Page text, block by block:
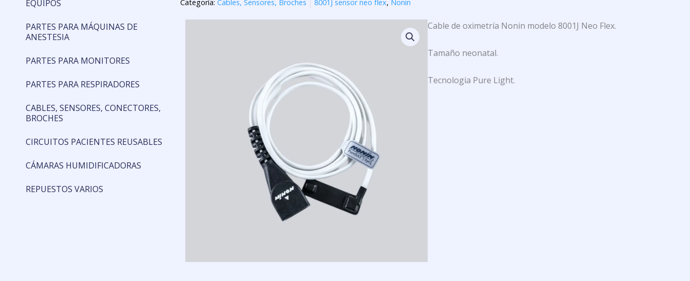
EQUIPOS
PARTES PARA MÁQUINAS DE
ANESTESIA
PARTES PARA MONITORES
PARTES PARA RESPIRADORES
CABLES, SENSORES, CONECTORES,
BROCHES
CIRCUITOS PACIENTES REUSABLES
CÁMARAS HUMIDIFICADORAS
REPUESTOS VARIOS
Categoría: Cables, Sensores, Broches 8001J sensor neo flex, Nonin
Cable de oximetría Nonin modelo 8001J Neo Flex.
Tamaño neonatal.
Tecnologia Pure Light.